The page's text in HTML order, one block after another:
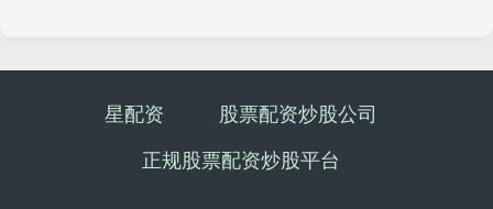
星配资
股票配资炒股公司
正规股票配资炒股平台